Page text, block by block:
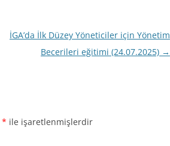
İGA’da İlk Düzey Yöneticiler için Yönetim
Becerileri eğitimi (24.07.2025) →
* ile işaretlenmişlerdir